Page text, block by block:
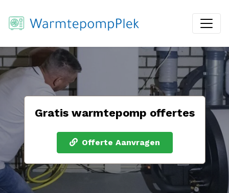
Gratis warmtepomp offertes
Offerte Aanvragen